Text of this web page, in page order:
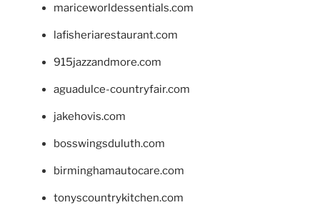
mariceworldessentials.com
lafisheriarestaurant.com
915jazzandmore.com
aguadulce-countryfair.com
jakehovis.com
bosswingsduluth.com
birminghamautocare.com
tonyscountrykitchen.com